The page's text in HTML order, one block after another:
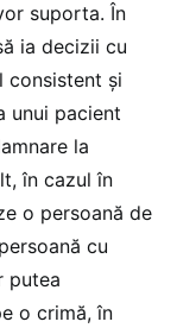
suporta. În
ia decizii cu
consistent și
unui pacient
la
în cazul în
o persoană de
cu
putea
o crimă, în